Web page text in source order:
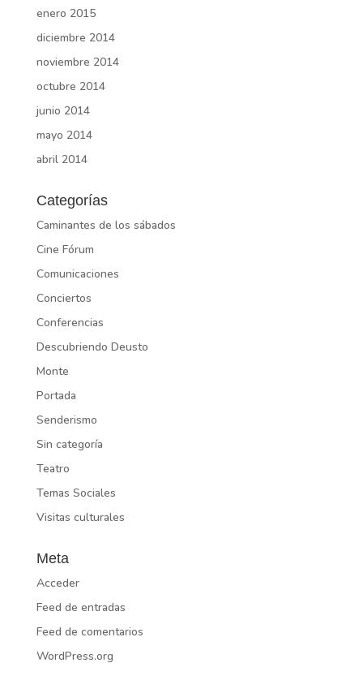
enero 2015
diciembre 2014
noviembre 2014
octubre 2014
junio 2014
mayo 2014
abril 2014
Categorías
Caminantes de los sábados
Cine Fórum
Comunicaciones
Conciertos
Conferencias
Descubriendo Deusto
Monte
Portada
Senderismo
Sin categoría
Teatro
Temas Sociales
Visitas culturales
Meta
Acceder
Feed de entradas
Feed de comentarios
WordPress.org